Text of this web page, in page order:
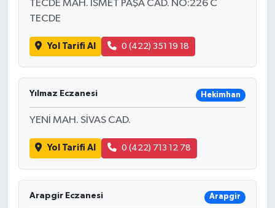
TECDE MAH. İSMET PAŞA CAD. NO:226 C
TECDE
Yol Tarifi Al 0 (422) 351 19 18
Yılmaz Eczanesi Hekimhan
YENİ MAH. SİVAS CAD.
Yol Tarifi Al 0 (422) 713 12 78
Arapgir Eczanesi Arapgir